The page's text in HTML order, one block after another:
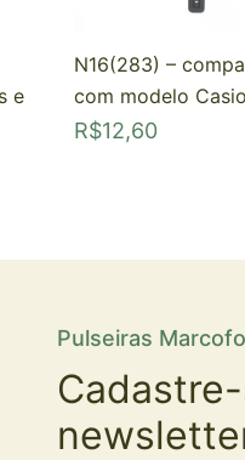
e
N16(283) –
com modelo
R$12,60
Pulseiras